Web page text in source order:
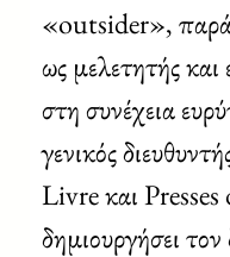
«outsider»,
ως μελετητής
στη συνέχεια
γενικός
Livre και
δημιουργήσει